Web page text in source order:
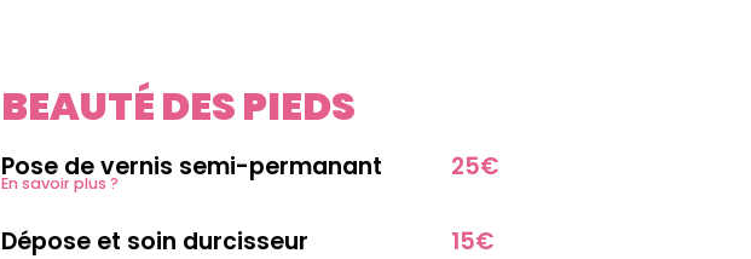
BEAUTÉ DES PIEDS
Pose de vernis semi-permanant
En savoir plus ?
25€
Dépose et soin durcisseur 15€